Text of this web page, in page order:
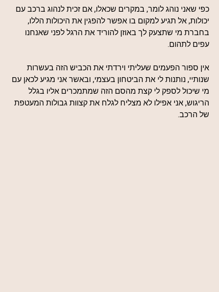
כפי שאני נוהג לומר, במקרים שכאלו, אם זכית לנהוג ברכב עם
יכולות, אל תגיע למקום בו אפשר להפגין את היכולות הללו,
בחברת מי שתצעק לך באוזן להוריד את הרגל לפני שאנחנו
עפים לתהום.
אין ספור הפעמים שעליתי וירדתי את הכביש הזה בעשרות
שנותיי, נותנות לי את הביטחון בעצמי, ובאשר אני מגיע לכאן עם
מי שיכול לספק לי קצת מהסם הזה שמתמכרים אליו בגלל
הריגוש, אני אפילו לא מצליח לגלח את קצוות גבולות המעטפת
של הרכב.